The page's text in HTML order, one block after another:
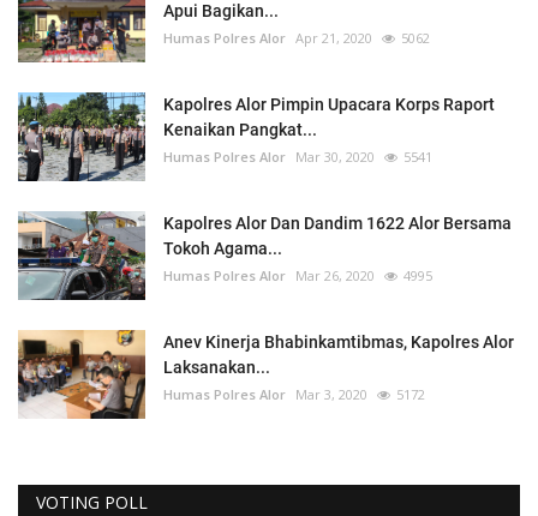
Apui Bagikan...
Humas Polres Alor Apr 21, 2020 5062
Kapolres Alor Pimpin Upacara Korps Raport
Kenaikan Pangkat...
Humas Polres Alor Mar 30, 2020 5541
Kapolres Alor Dan Dandim 1622 Alor Bersama
Tokoh Agama...
Humas Polres Alor Mar 26, 2020 4995
Anev Kinerja Bhabinkamtibmas, Kapolres Alor
Laksanakan...
Humas Polres Alor Mar 3, 2020 5172
VOTING POLL